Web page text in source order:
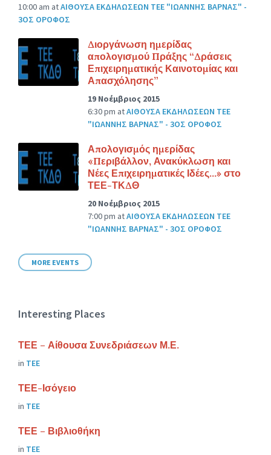
10:00 am atΑΙΘΟΥΣΑ ΕΚΔΗΛΩΣΕΩΝ ΤΕΕ "ΙΩΑΝΝΗΣ ΒΑΡΝΑΣ" -
3ΟΣ ΟΡΟΦΟΣ
Διοργάνωση ημερίδας
απολογισμού Πράξης “Δράσεις
Επιχειρηματικής Καινοτομίας και
Απασχόλησης”
19 Νοέμβριος 2015
6:30 pm atΑΙΘΟΥΣΑ ΕΚΔΗΛΩΣΕΩΝ ΤΕΕ
"ΙΩΑΝΝΗΣ ΒΑΡΝΑΣ" - 3ΟΣ ΟΡΟΦΟΣ
Απολογισμός ημερίδας
«Περιβάλλον, Ανακύκλωση και
Νέες Επιχειρηματικές Ιδέες…» στο
ΤΕΕ-ΤΚΔΘ
20 Νοέμβριος 2015
7:00 pm atΑΙΘΟΥΣΑ ΕΚΔΗΛΩΣΕΩΝ ΤΕΕ
"ΙΩΑΝΝΗΣ ΒΑΡΝΑΣ" - 3ΟΣ ΟΡΟΦΟΣ
MORE EVENTS
Interesting Places
ΤΕΕ – Αίθουσα Συνεδριάσεων Μ.Ε.
in ΤΕΕ
ΤΕΕ-Ισόγειο
in ΤΕΕ
ΤΕΕ – Βιβλιοθήκη
in ΤΕΕ